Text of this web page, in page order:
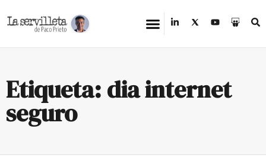
Etiqueta: dia internet
seguro